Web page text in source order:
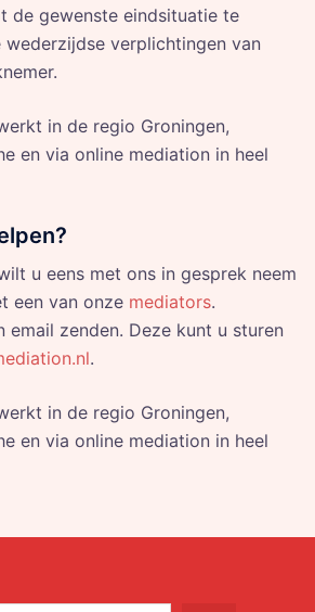
de gewenste eindsituatie te
wederzijdse verplichtingen van
in de regio Groningen,
en via online mediation in heel
u eens met ons in gesprek neem
een van onze mediators.
email zenden. Deze kunt u sturen
.
in de regio Groningen,
en via online mediation in heel